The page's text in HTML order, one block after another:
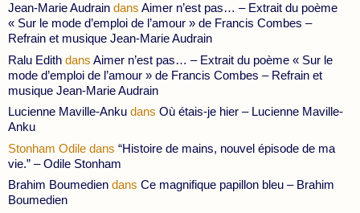
Jean-Marie Audrain dans Aimer n’est pas… – Extrait du poème
« Sur le mode d’emploi de l’amour » de Francis Combes –
Refrain et musique Jean-Marie Audrain
Ralu Edith dans Aimer n’est pas… – Extrait du poème « Sur le
mode d’emploi de l’amour » de Francis Combes – Refrain et
musique Jean-Marie Audrain
Lucienne Maville-Anku dans Où étais-je hier – Lucienne Maville-
Anku
Stonham Odile dans “Histoire de mains, nouvel épisode de ma
vie.” – Odile Stonham
Brahim Boumedien dans Ce magnifique papillon bleu – Brahim
Boumedien